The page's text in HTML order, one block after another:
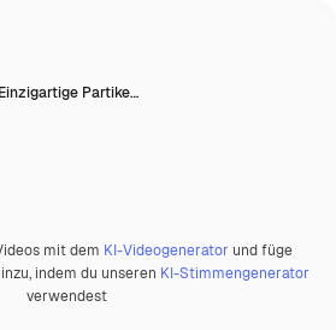
Einzigartige Partike…
mit dem KI-Videogenerator und füge
indem du unseren KI-Stimmengenerator
verwendest